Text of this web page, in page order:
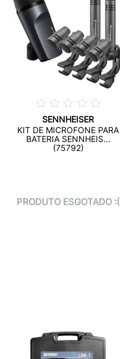
SENNHEISER
KIT DE MICROFONE PARA
BATERIA SENNHEIS...
(75792)
PRODUTO ESGOTADO :(